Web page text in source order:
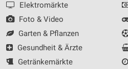
Elektromärkte
Foto & Video
Garten & Pflanzen
Gesundheit & Ärzte
Getränkemärkte